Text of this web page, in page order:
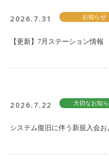
2026.7.31 お知らせ
【更新】7月ステーション情報
2026.7.22 大切なお知
システム復旧に伴う新規入会